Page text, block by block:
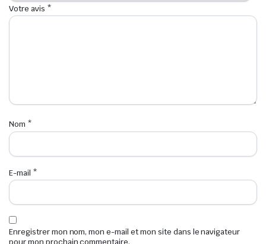
Votre avis *
Nom *
E-mail *
Enregistrer mon nom, mon e-mail et mon site dans le navigateur
pour mon prochain commentaire.